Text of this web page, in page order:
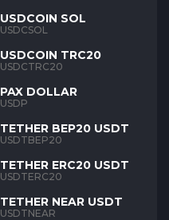
USDCOIN SOL
USDCSOL
USDCOIN TRC20
USDCTRC20
PAX DOLLAR
USDP
TETHER BEP20 USDT
USDTBEP20
TETHER ERC20 USDT
USDTERC20
TETHER NEAR USDT
USDTNEAR